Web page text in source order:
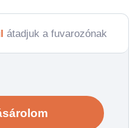
átadjuk a fuvarozónak